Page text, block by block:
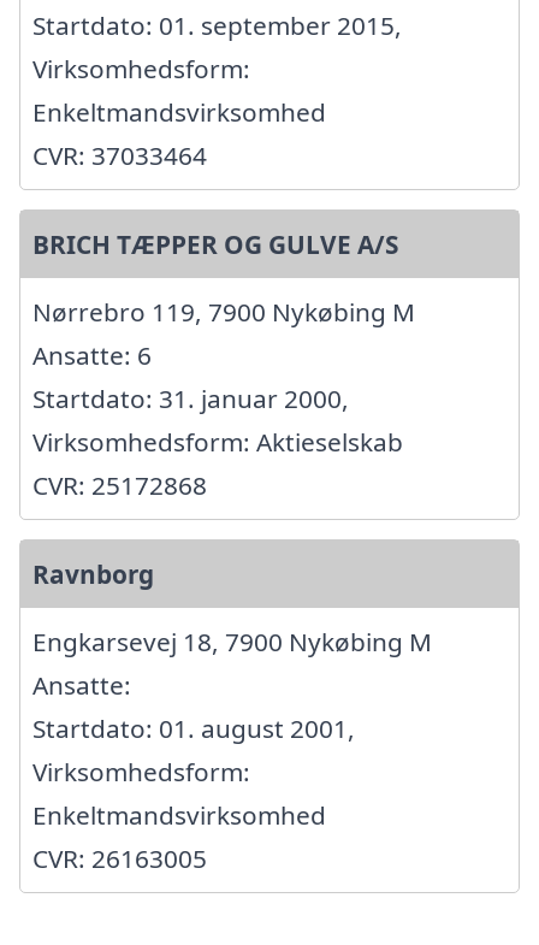
Startdato: 01. september 2015,
Virksomhedsform:
Enkeltmandsvirksomhed
CVR: 37033464
BRICH TÆPPER OG GULVE A/S
Nørrebro 119, 7900 Nykøbing M
Ansatte: 6
Startdato: 31. januar 2000,
Virksomhedsform: Aktieselskab
CVR: 25172868
Ravnborg
Engkarsevej 18, 7900 Nykøbing M
Ansatte:
Startdato: 01. august 2001,
Virksomhedsform:
Enkeltmandsvirksomhed
CVR: 26163005